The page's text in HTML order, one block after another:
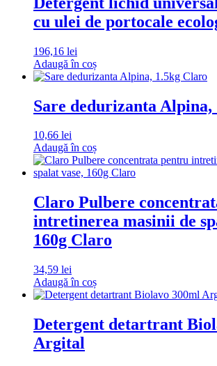
cu ulei de portocale
196,16 lei
Adaugă în coș
Sare dedurizanta Alpina,
10,66 lei
Adaugă în coș
Claro Pulbere
intretinerea masinii de
160g Claro
34,59 lei
Adaugă în coș
Detergent detartrant
Argital